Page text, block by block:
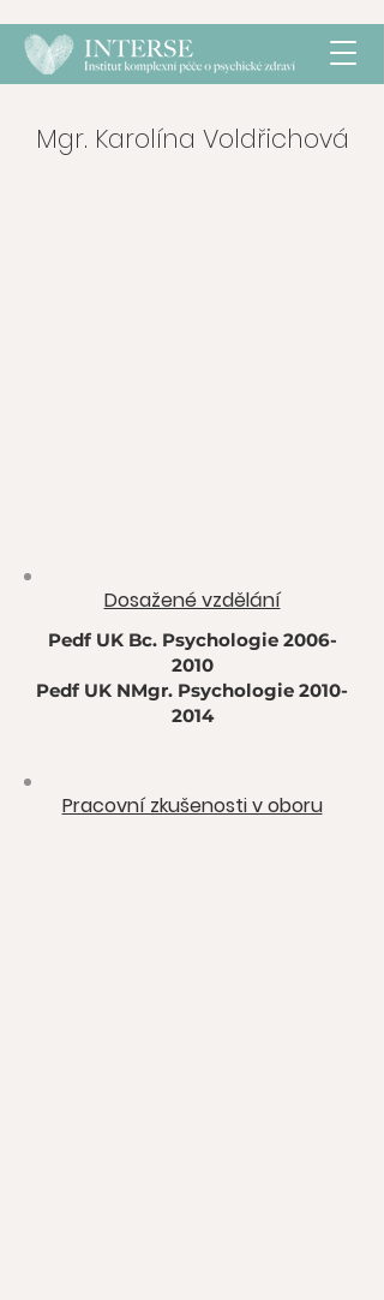
Mgr. Karolína Voldřichová
Dosažené vzdělání
Pedf UK Bc. Psychologie 2006-
2010
Pedf UK NMgr. Psychologie 2010-
2014
Pracovní zkušenosti v oboru